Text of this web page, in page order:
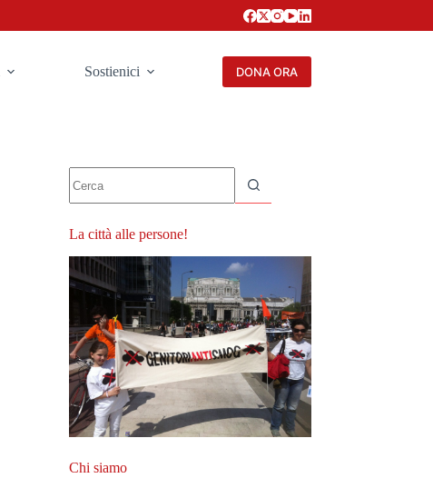
Sostienici DONA ORA
risultato
La città alle persone!
Chi siamo